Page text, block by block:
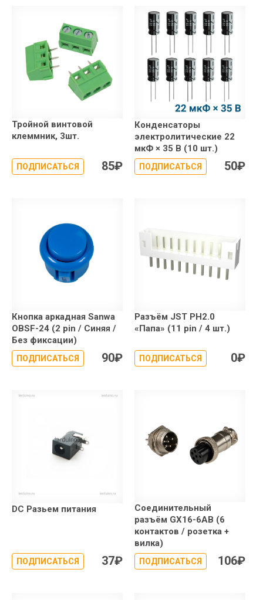
Тройной винтовой
клеммник, 3шт.
ПОДПИСАТЬСЯ 85₽
Конденсаторы
электролитические 22
мкФ × 35 В (10 шт.)
ПОДПИСАТЬСЯ 50₽
Кнопка аркадная Sanwa
OBSF-24 (2 pin / Синяя /
Без фиксации)
ПОДПИСАТЬСЯ 90₽
Разъём JST PH2.0
«Папа» (11 pin / 4 шт.)
ПОДПИСАТЬСЯ 0₽
DC Разьем питания
ПОДПИСАТЬСЯ 37₽
Соединительный
разъём GX16-6AB (6
контактов / розетка +
вилка)
ПОДПИСАТЬСЯ 106₽